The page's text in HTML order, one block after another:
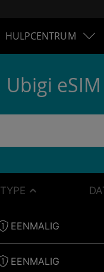
HULPCENTRUM
Ubigi
TYPE
EENMALIG
EENMALIG